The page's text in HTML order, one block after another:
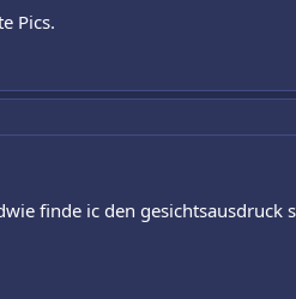
Pics.
finde ic den